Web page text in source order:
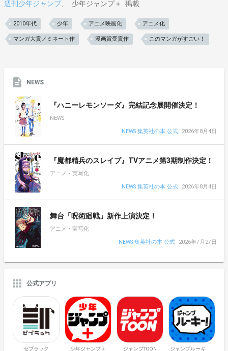
週刊少年ジャンプ 少年ジャンプ＋ 掲載
2010年代 少年 アニメ映画化 アニメ化
マンガ大賞ノミネート作 漫画賞受賞作 このマンガがすごい！
NEWS
『ハニーレモンソーダ』完結記念展開催決定！
NEWS
NEWS 集英社の本 公式
2026年8月4日
『魔都精兵のスレイブ』TVアニメ第3期制作決定！
アニメ・実写化
NEWS 集英社の本 公式
2026年8月4日
舞台「呪術廻戦」新作上演決定！
アニメ・実写化
NEWS 集英社の本 公式
2026年7月27日
公式アプリ
ゼブラック 少年ジャンプ＋ ジャンプTOON
ジャンプルーキ